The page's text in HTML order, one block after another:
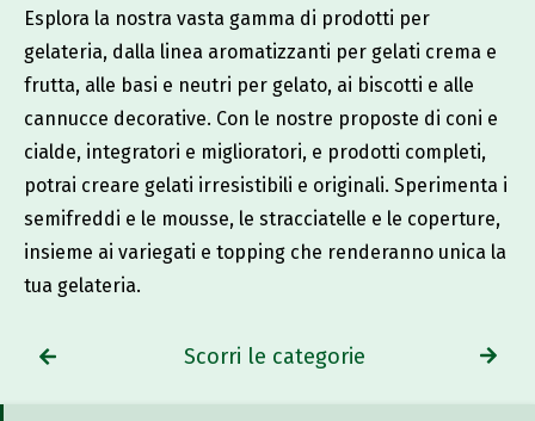
Esplora la nostra vasta gamma di prodotti per
gelateria, dalla linea aromatizzanti per gelati crema e
frutta, alle basi e neutri per gelato, ai biscotti e alle
cannucce decorative. Con le nostre proposte di coni e
cialde, integratori e miglioratori, e prodotti completi,
potrai creare gelati irresistibili e originali. Sperimenta i
semifreddi e le mousse, le stracciatelle e le coperture,
insieme ai variegati e topping che renderanno unica la
tua gelateria.
Scorri le categorie